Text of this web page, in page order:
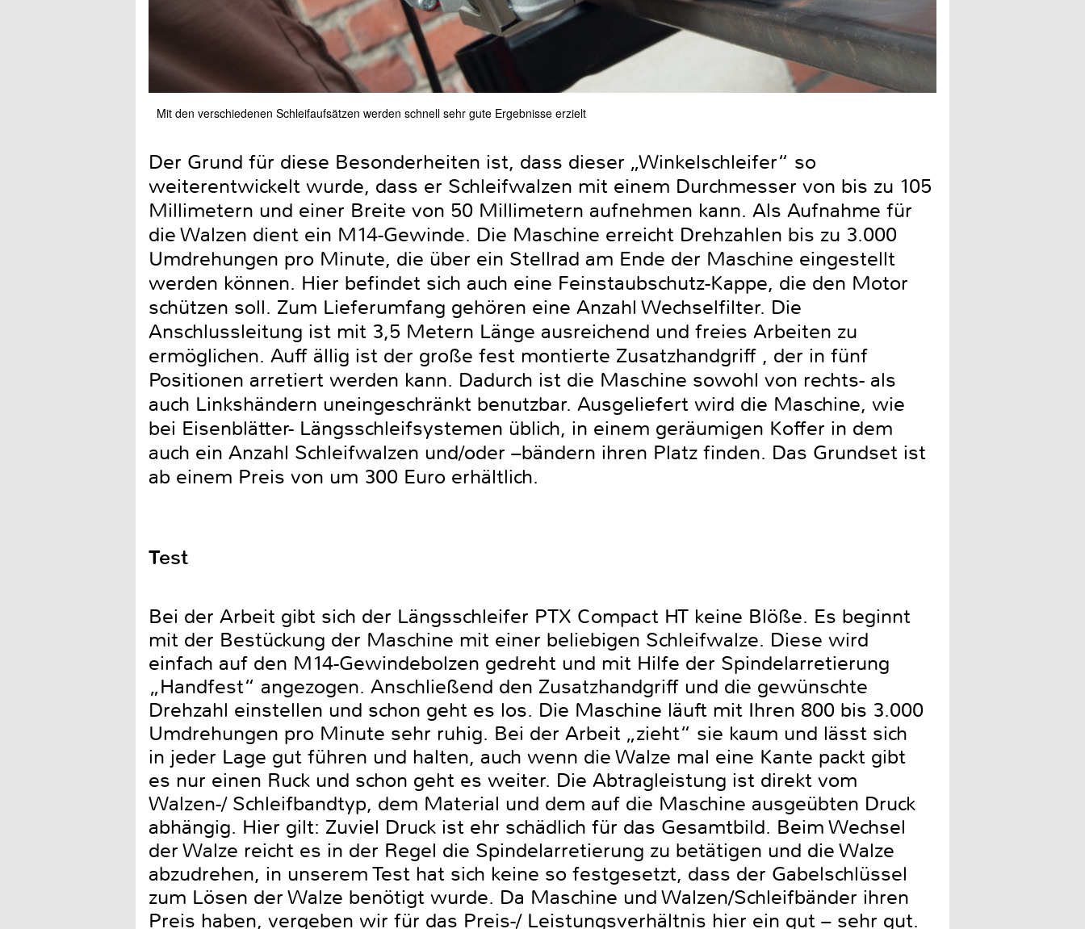
Mit den verschiedenen Schleifaufsätzen werden schnell sehr gute Ergebnisse erzielt
Der Grund für diese Besonderheiten ist, dass dieser „Winkelschleifer“ so
weiterentwickelt wurde, dass er Schleifwalzen mit einem Durchmesser von bis zu 105
Millimetern und einer Breite von 50 Millimetern aufnehmen kann. Als Aufnahme für
die Walzen dient ein M14-Gewinde. Die Maschine erreicht Drehzahlen bis zu 3.000
Umdrehungen pro Minute, die über ein Stellrad am Ende der Maschine eingestellt
werden können. Hier befindet sich auch eine Feinstaubschutz-Kappe, die den Motor
schützen soll. Zum Lieferumfang gehören eine Anzahl Wechselfilter. Die
Anschlussleitung ist mit 3,5 Metern Länge ausreichend und freies Arbeiten zu
ermöglichen. Auff ällig ist der große fest montierte Zusatzhandgriff , der in fünf
Positionen arretiert werden kann. Dadurch ist die Maschine sowohl von rechts- als
auch Linkshändern uneingeschränkt benutzbar. Ausgeliefert wird die Maschine, wie
bei Eisenblätter- Längsschleifsystemen üblich, in einem geräumigen Koffer in dem
auch ein Anzahl Schleifwalzen und/oder –bändern ihren Platz finden. Das Grundset ist
ab einem Preis von um 300 Euro erhältlich.
Test
Bei der Arbeit gibt sich der Längsschleifer PTX Compact HT keine Blöße. Es beginnt
mit der Bestückung der Maschine mit einer beliebigen Schleifwalze. Diese wird
einfach auf den M14-Gewindebolzen gedreht und mit Hilfe der Spindelarretierung
„Handfest“ angezogen. Anschließend den Zusatzhandgriff und die gewünschte
Drehzahl einstellen und schon geht es los. Die Maschine läuft mit Ihren 800 bis 3.000
Umdrehungen pro Minute sehr ruhig. Bei der Arbeit „zieht“ sie kaum und lässt sich
in jeder Lage gut führen und halten, auch wenn die Walze mal eine Kante packt gibt
es nur einen Ruck und schon geht es weiter. Die Abtragleistung ist direkt vom
Walzen-/ Schleifbandtyp, dem Material und dem auf die Maschine ausgeübten Druck
abhängig. Hier gilt: Zuviel Druck ist ehr schädlich für das Gesamtbild. Beim Wechsel
der Walze reicht es in der Regel die Spindelarretierung zu betätigen und die Walze
abzudrehen, in unserem Test hat sich keine so festgesetzt, dass der Gabelschlüssel
zum Lösen der Walze benötigt wurde. Da Maschine und Walzen/Schleifbänder ihren
Preis haben, vergeben wir für das Preis-/ Leistungsverhältnis hier ein gut – sehr gut.